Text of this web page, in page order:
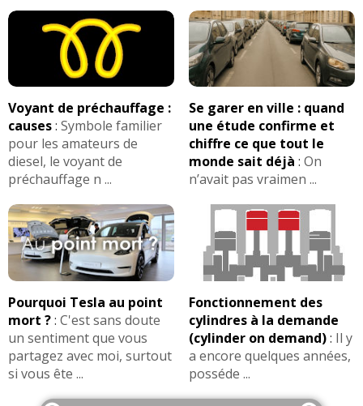
Voyant de préchauffage :
causes: Symbole familier
pour les amateurs de
diesel, le voyant de
préchauffage n ...
Se garer en ville : quand
une étude confirme et
chiffre ce que tout le
monde sait déjà : On
n’avait pas vraimen ...
Pourquoi Tesla au point
mort ?: C'est sans doute
un sentiment que vous
partagez avec moi, surtout
si vous ête ...
Fonctionnement des
cylindres à la demande
(cylinder on demand): Il y
a encore quelques années,
posséde ...